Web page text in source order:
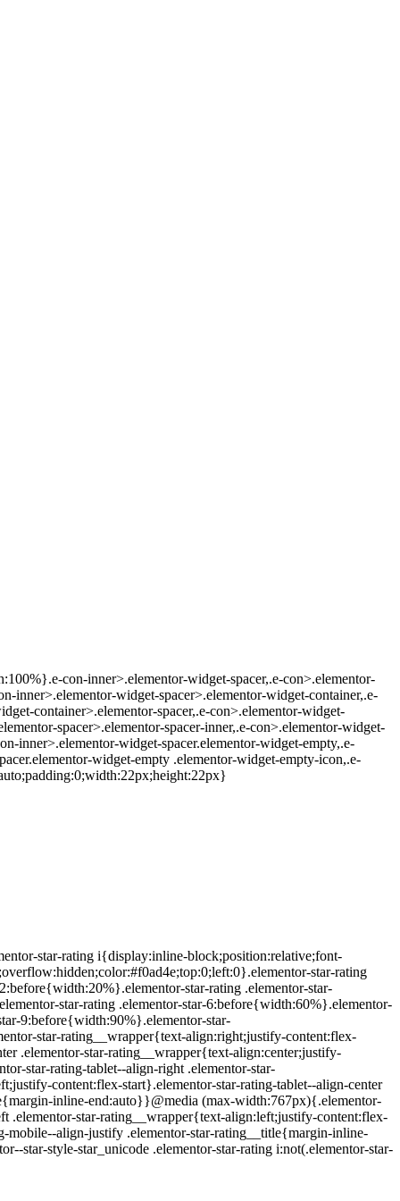
con-inner>.elementor-widget-spacer,.e-con>.elementor-
widget-spacer>.elementor-widget-container,.e-
container>.elementor-spacer,.e-con>.elementor-widget-
spacer>.elementor-spacer-inner,.e-con>.elementor-widget-
inner>.elementor-widget-spacer.elementor-widget-empty,.e-
widget-empty .elementor-widget-empty-icon,.e-
star-rating i{display:inline-block;position:relative;font-
star-rating
star-rating .elementor-star-
star-rating .elementor-star-6:before{width:60%}.elementor-
9:before{width:90%}.elementor-star-
star-rating__wrapper{text-align:right;justify-content:flex-
.elementor-star-rating__wrapper{text-align:center;justify-
star-rating-tablet--align-right .elementor-star-
content:flex-start}.elementor-star-rating-tablet--align-center
inline-end:auto}}@media (max-width:767px){.elementor-
.elementor-star-rating__wrapper{text-align:left;justify-content:flex-
mobile--align-justify .elementor-star-rating__title{margin-inline-
star-style-star_unicode .elementor-star-rating i:not(.elementor-star-